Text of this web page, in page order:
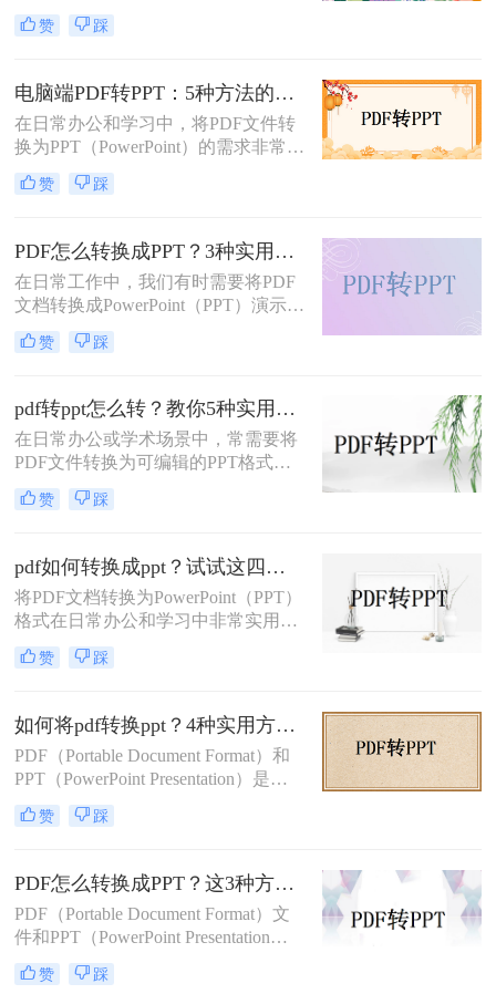
进行演示或编辑。那么如何将pdf转换
成ppt文件呢？本文将介绍四种常用的
赞 踩
电脑端PDF转PPT：5种方法的安装配置和操作差异！
在日常办公和学习中，将PDF文件转
换为PPT（PowerPoint）的需求非常普
遍。无论是为了制作演示文稿、分享
资料还是教学用途，掌握高效的PDF
脑pdf如何转化为ppt呢？本文将详细
介绍五种将PDF转换成PPT的方法，
帮助您轻松应对各种需求。
赞 踩
PDF怎么转换成PPT？3种实用方法详解！
在日常工作中，我们有时需要将PDF
文档转换成PowerPoint（PPT）演示文
稿以方便展示或编辑。那么PDF怎么
转换成PPT呢？本文将介绍几种实现
赞 踩
pdf转ppt怎么转？教你5种实用的方法！
在日常办公或学术场景中，常需要将
PDF文件转换为可编辑的PPT格式。
那么pdf转ppt怎么转呢？本文整理了5
种主流方法，从工具选择到操作细节
赞 踩
pdf如何转换成ppt？试试这四种常用方法！
将PDF文档转换为PowerPoint（PPT）
格式在日常办公和学习中非常实用，
特别是在需要对内容进行编辑或演示
时。那么pdf如何转换成ppt呢？本文
赞 踩
如何将pdf转换ppt？4种实用方法解析！
PDF（Portable Document Format）和
PPT（PowerPoint Presentation）是两
种常见的文件格式，分别用于文档存
储和演示文稿制作。在某些情况下，
式，以便在演示文稿中使用或进行进
一步编辑。那么如何将pdf转换ppt
呢？本文将详细介绍几种将PDF转换
为PPT的方法，帮助您高效地完成这
一任务。
赞 踩
PDF怎么转换成PPT？这3种方法教会你！
PDF（Portable Document Format）文
件和PPT（PowerPoint Presentation）
文件在日常办公和学习中都有着广泛
的应用。有时，我们需要将PDF文件
赞 踩